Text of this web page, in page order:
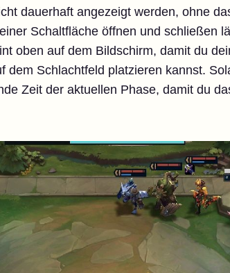
dauerhaft angezeigt werden, ohne
Schaltfläche öffnen und schließen
oben auf dem Bildschirm, damit du
dem Schlachtfeld platzieren kannst.
Zeit der aktuellen Phase, damit du